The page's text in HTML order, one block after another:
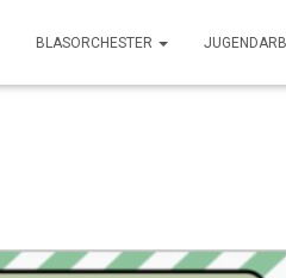
BLASORCHESTER